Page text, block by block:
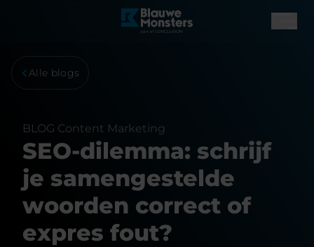
Alle blogs
BLOG Content Marketing
SEO-dilemma: schrijf
je samengestelde
woorden correct of
expres fout?